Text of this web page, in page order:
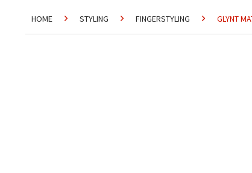
HOME STYLING FINGERSTYLING GLYNT